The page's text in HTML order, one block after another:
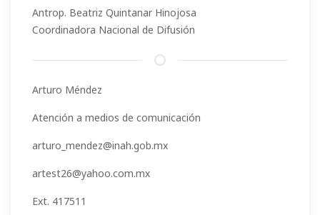
Antrop. Beatriz Quintanar Hinojosa
Coordinadora Nacional de Difusión
Arturo Méndez
Atención a medios de comunicación
arturo_mendez@inah.gob.mx
artest26@yahoo.com.mx
Ext. 417511